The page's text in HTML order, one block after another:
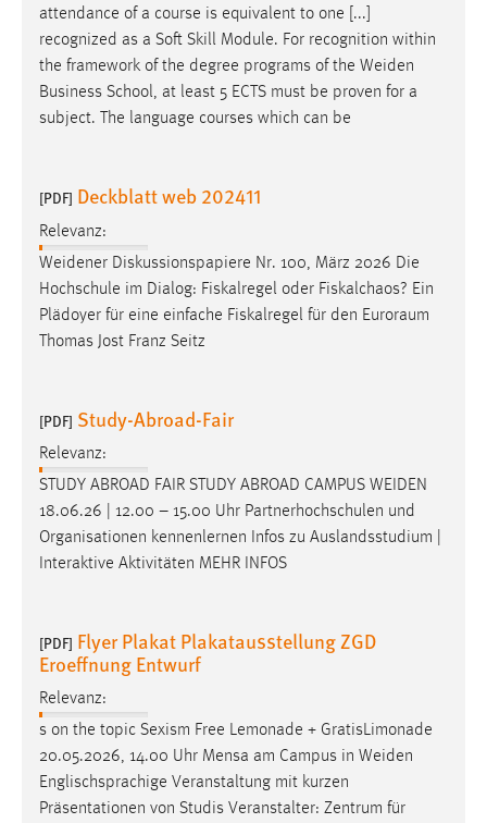
attendance of a course is equivalent to one [...]
recognized as a Soft Skill Module. For recognition within
the framework of the degree programs of the Weiden
Business School, at least 5 ECTS must be proven for a
subject. The language courses which can be
[PDF] Deckblatt web 202411
Relevanz:
Weidener Diskussionspapiere Nr. 100, März 2026 Die
Hochschule im Dialog: Fiskalregel oder Fiskalchaos? Ein
Plädoyer für eine einfache Fiskalregel für den Euroraum
Thomas Jost Franz Seitz
[PDF] Study-Abroad-Fair
Relevanz:
STUDY ABROAD FAIR STUDY ABROAD CAMPUS WEIDEN
18.06.26 | 12.00 – 15.00 Uhr Partnerhochschulen und
Organisationen kennenlernen Infos zu Auslandsstudium |
Interaktive Aktivitäten MEHR INFOS
[PDF] Flyer Plakat Plakatausstellung ZGD
Eroeffnung Entwurf
Relevanz:
s on the topic Sexism Free Lemonade + GratisLimonade
20.05.2026, 14.00 Uhr Mensa am Campus in Weiden
Englischsprachige Veranstaltung mit kurzen
Präsentationen von Studis Veranstalter: Zentrum für